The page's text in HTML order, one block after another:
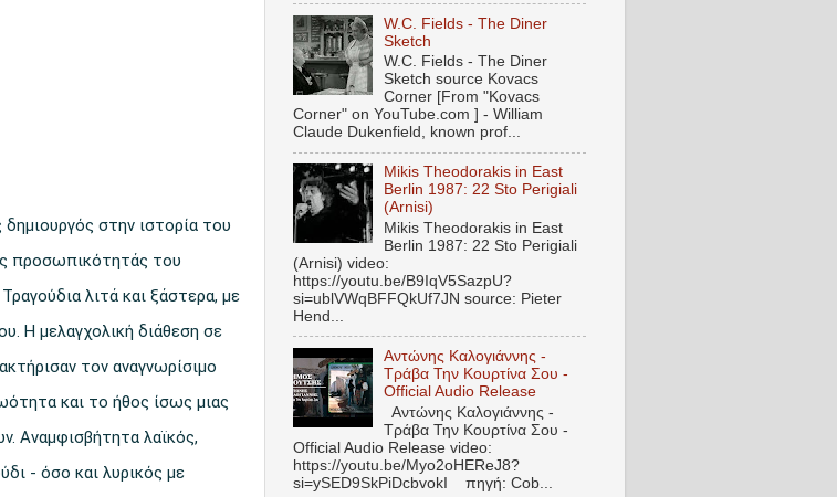
στην ιστορία του
προσωπικότητάς του
λιτά και ξάστερα, με
Η μελαγχολική διάθεση σε
τον αναγνωρίσιμο
και το ήθος ίσως μιας
Αναμφισβήτητα λαϊκός,
- όσο και λυρικός με
W.C. Fields - The Diner
Sketch
W.C. Fields - The Diner
Sketch source Kovacs
Corner [From "Kovacs
Corner" on YouTube.com ] - William
Claude Dukenfield, known prof...
Mikis Theodorakis in East
Berlin 1987: 22 Sto Perigiali
(Arnisi)
Mikis Theodorakis in East
Berlin 1987: 22 Sto Perigiali
(Arnisi) video:
https://youtu.be/B9IqV5SazpU?
si=ublVWqBFFQkUf7JN source: Pieter
Hend...
Αντώνης Καλογιάννης -
Τράβα Την Κουρτίνα Σου -
Official Audio Release
Αντώνης Καλογιάννης -
Τράβα Την Κουρτίνα Σου -
Official Audio Release video:
https://youtu.be/Myo2oHEReJ8?
si=ySED9SkPiDcbvokI πηγή: Cob...